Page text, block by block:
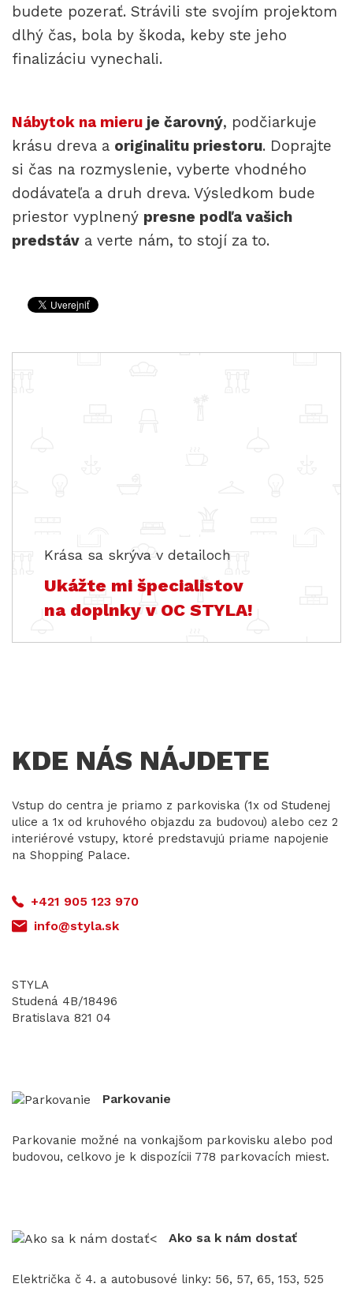
budete pozerať. Strávili ste svojím projektom
dlhý čas, bola by škoda, keby ste jeho
finalizáciu vynechali.
Nábytok na mieru je čarovný, podčiarkuje
krásu dreva a originalitu priestoru. Doprajte
si čas na rozmyslenie, vyberte vhodného
dodávateľa a druh dreva. Výsledkom bude
priestor vyplnený presne podľa vašich
predstáv a verte nám, to stojí za to.
Krása sa skrýva v detailoch
Ukážte mi špecialistov
na doplnky v OC STYLA!
KDE NÁS NÁJDETE
Vstup do centra je priamo z parkoviska (1x od Studenej
ulice a 1x od kruhového objazdu za budovou) alebo cez 2
interiérové vstupy, ktoré predstavujú priame napojenie
na Shopping Palace.
+421 905 123 970
info@styla.sk
STYLA
Studená 4B/18496
Bratislava 821 04
Parkovanie
Parkovanie možné na vonkajšom parkovisku alebo pod
budovou, celkovo je k dispozícii 778 parkovacích miest.
Ako sa k nám dostať
Električka č 4. a autobusové linky: 56, 57, 65, 153, 525